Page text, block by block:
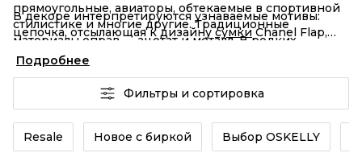
прямоугольные, авиаторы, обтекаемые в спортивной
стилистике и многие другие. Традиционные
материалы оправ — ацетат и металл. В редких
капсульных коллекциях использовались
строгая: белый и черный, коричневый и розовый.
В декоре интерпретируются узнаваемые мотивы:
цепочка, отсылающая к дизайнусумкиChanel Flap,
жемчуг, стразы, кристаллы. Все — в идеальном
балансе, позволяющим включить одну и ту же модель
в образ с классическимплатьемили любимыми
джинсами. Универсальных рецептов и идеальных
сочетаний нет, но источниками вдохновения могут
стать давние и современные поклонницы дома
Подробнее
Фильтры и сортировка
Resale Новое с биркой Выбор OSKELLY